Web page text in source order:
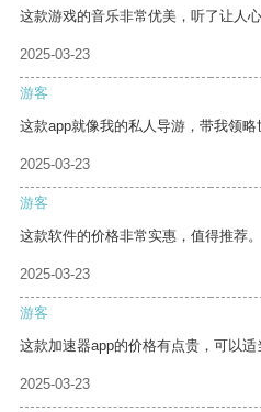
这款游戏的音乐非常优美，听了让人心
2025-03-23
游客
这款app就像我的私人导游，带我领略
2025-03-23
游客
这款软件的价格非常实惠，值得推荐。
2025-03-23
游客
这款加速器app的价格有点贵，可以适
2025-03-23